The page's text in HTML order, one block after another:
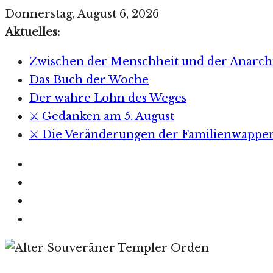
Zum
Inhalt
Donnerstag, August 6, 2026
Aktuelles:
Zwischen der Menschheit und der
Das Buch der Woche
Der wahre Lohn des Weges
⚔️ Gedanken am 5. August
⚔️ Die Veränderungen der